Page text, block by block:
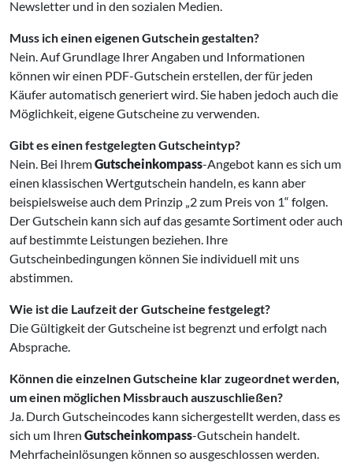
Newsletter und in den sozialen Medien.
Muss ich einen eigenen Gutschein gestalten?
Nein. Auf Grundlage Ihrer Angaben und Informationen
können wir einen PDF-Gutschein erstellen, der für jeden
Käufer automatisch generiert wird. Sie haben jedoch auch die
Möglichkeit, eigene Gutscheine zu verwenden.
Gibt es einen festgelegten Gutscheintyp?
Nein. Bei IhremGutscheinkompass-Angebot kann es sich um
einen klassischen Wertgutschein handeln, es kann aber
beispielsweise auch dem Prinzip „2 zum Preis von 1“ folgen.
Der Gutschein kann sich auf das gesamte Sortiment oder auch
auf bestimmte Leistungen beziehen. Ihre
Gutscheinbedingungen können Sie individuell mit uns
abstimmen.
Wie ist die Laufzeit der Gutscheine festgelegt?
Die Gültigkeit der Gutscheine ist begrenzt und erfolgt nach
Absprache.
Können die einzelnen Gutscheine klar zugeordnet werden,
um einen möglichen Missbrauch auszuschließen?
Ja. Durch Gutscheincodes kann sichergestellt werden, dass es
sich um Ihren Gutscheinkompass-Gutschein handelt.
Mehrfacheinlösungen können so ausgeschlossen werden.